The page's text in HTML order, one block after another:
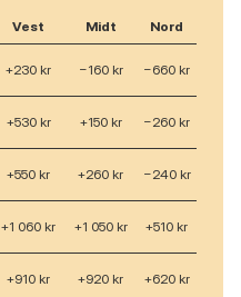
Vest Midt Nord
+230 kr −160 kr −660 kr
+530 kr +150 kr −260 kr
+550 kr +260 kr −240 kr
+1 060 kr +1 050 kr +510 kr
+910 kr +920 kr +620 kr